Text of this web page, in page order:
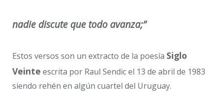
nadie discute que todo avanza;”
Estos versos son un extracto de la poesía Siglo
Veinte escrita por Raul Sendic el 13 de abril de 1983
siendo rehén en algún cuartel del Uruguay.